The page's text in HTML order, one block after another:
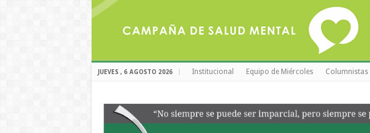
JUEVES , 6 AGOSTO 2026 Institucional Equipo de Miércoles Columnistas